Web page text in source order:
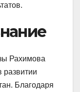
Рахимова
развитии
Благодаря